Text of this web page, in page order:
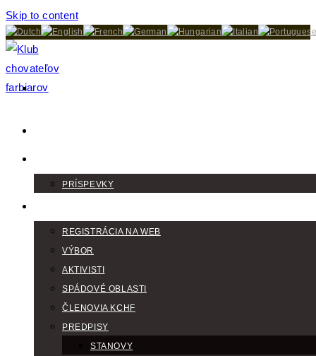
Skip to content
PRÍSPEVKY
REGISTRÁCIA NA WEB
VÝBOR
AKTIVISTI
SPÁDOVÉ OBLASTI
ČLENOVIA KCHF
PREDPISY
STANOVY